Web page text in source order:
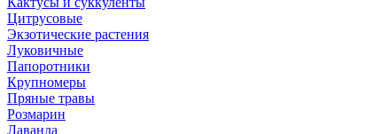
Цитрусовые
Экзотические растения
Луковичные
Папоротники
Крупномеры
Пряные травы
Розмарин
Лаванда